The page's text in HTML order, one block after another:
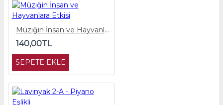
Müziğin İnsan ve Hayvanlara Etkisi
140,00TL
SEPETE EKLE